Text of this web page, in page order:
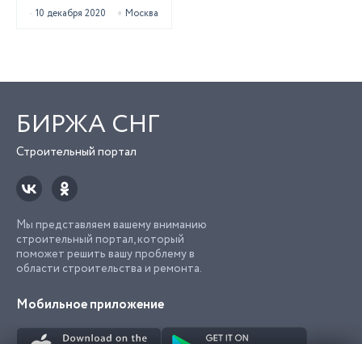
10 декабря 2020 Москва
БИРЖА СНГ
Строительный портал
Мы представляем вашему вниманию
строительный портал, который
поможет решить вашу проблему в
области строительства и ремонта.
Мобильное приложение